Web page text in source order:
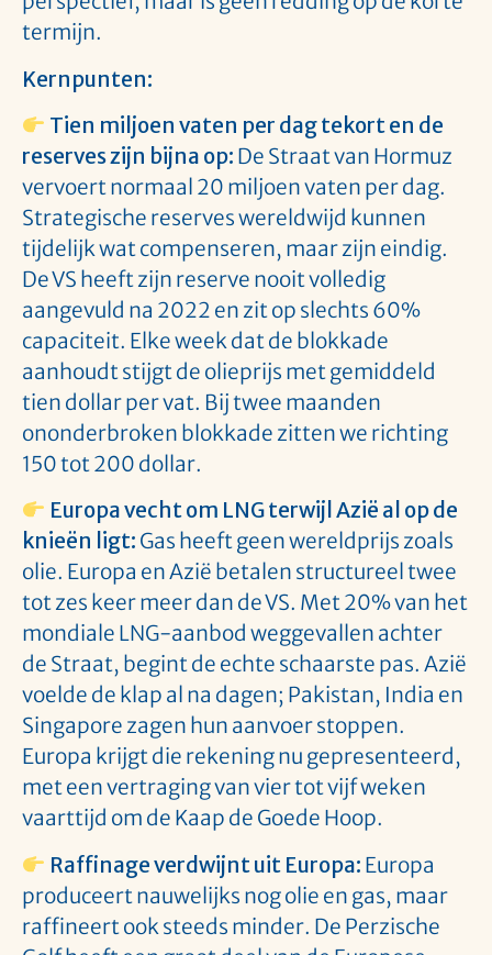
termijn.
Kernpunten:
Tien miljoen vaten per dag tekort en de
reserves zijn bijna op: De Straat van Hormuz
vervoert normaal 20 miljoen vaten per dag.
Strategische reserves wereldwijd kunnen
tijdelijk wat compenseren, maar zijn eindig.
De VS heeft zijn reserve nooit volledig
aangevuld na 2022 en zit op slechts 60%
capaciteit. Elke week dat de blokkade
aanhoudt stijgt de olieprijs met gemiddeld
tien dollar per vat. Bij twee maanden
ononderbroken blokkade zitten we richting
150 tot 200 dollar.
Europa vecht om LNG terwijl Azië al op de
knieën ligt: Gas heeft geen wereldprijs zoals
olie. Europa en Azië betalen structureel twee
tot zes keer meer dan de VS. Met 20% van het
mondiale LNG-aanbod weggevallen achter
de Straat, begint de echte schaarste pas. Azië
voelde de klap al na dagen; Pakistan, India en
Singapore zagen hun aanvoer stoppen.
Europa krijgt die rekening nu gepresenteerd,
met een vertraging van vier tot vijf weken
vaarttijd om de Kaap de Goede Hoop.
Raffinage verdwijnt uit Europa: Europa
produceert nauwelijks nog olie en gas, maar
raffineert ook steeds minder. De Perzische